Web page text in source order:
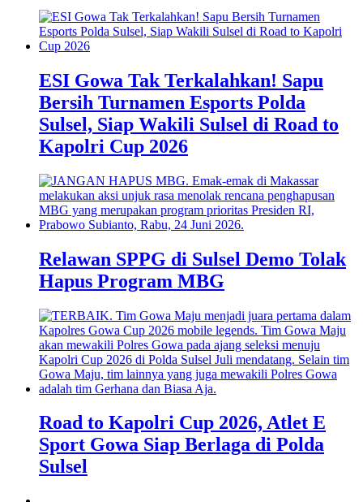
ESI Gowa Tak Terkalahkan! Sapu
Bersih Turnamen Esports Polda
Sulsel, Siap Wakili Sulsel di Road to
Kapolri Cup 2026
Relawan SPPG di Sulsel Demo Tolak
Hapus Program MBG
Road to Kapolri Cup 2026, Atlet E
Sport Gowa Siap Berlaga di Polda
Sulsel